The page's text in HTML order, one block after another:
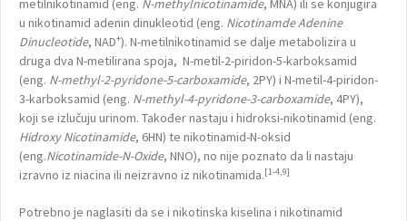
metilnikotinamid (eng. N-methylnicotinamide, MNA) ili se konjugira
u nikotinamid adenin dinukleotid (eng. Nicotinamde Adenine
Dinucleotide, NAD+). N-metilnikotinamid se dalje metabolizira u
druga dva N-metilirana spoja, N-metil-2-piridon-5-karboksamid
(eng. N-methyl-2-pyridone-5-carboxamide, 2PY) i N-metil-4-piridon-
3-karboksamid (eng. N-methyl-4-pyridone-3-carboxamide, 4PY),
koji se izlučuju urinom. Također nastaju i hidroksi-nikotinamid (eng.
Hidroxy Nicotinamide, 6HN) te nikotinamid-N-oksid
(eng.Nicotinamide-N-Oxide, NNO), no nije poznato da li nastaju
izravno iz niacina ili neizravno iz nikotinamida.[1-4,9]
Potrebno je naglasiti da se i nikotinska kiselina i nikotinamid